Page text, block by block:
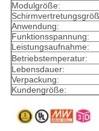
Modulgröße:
Anwendung:
Funktionsspannung:
Leistungsaufnahme:
Betriebstemperatur:
Lebensdauer:
Verpackung:
Kundengröße: